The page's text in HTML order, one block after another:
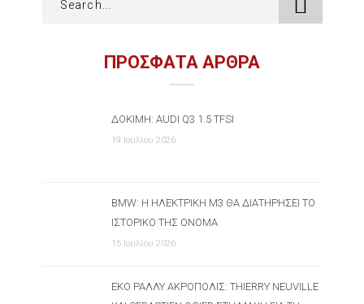
ΠΡΟΣΦΑΤΑ ΑΡΘΡΑ
ΔΟΚΙΜΉ: AUDI Q3 1.5 TFSI
19 Ιουλίου 2026
BMW: Η ΗΛΕΚΤΡΙΚΉ M3 ΘΑ ΔΙΑΤΗΡΉΣΕΙ ΤΟ
ΙΣΤΟΡΙΚΌ ΤΗΣ ΌΝΟΜΑ
15 Ιουλίου 2026
ΕΚΟ ΡΆΛΛΥ ΑΚΡΌΠΟΛΙΣ: THIERRY NEUVILLE